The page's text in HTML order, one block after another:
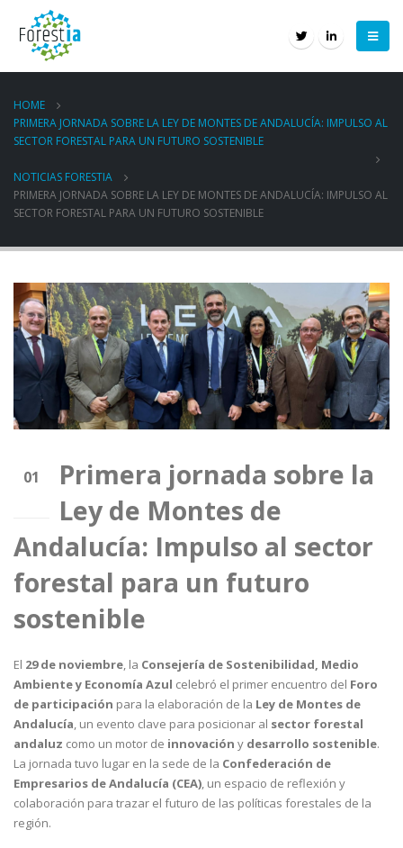
HOME
PRIMERA JORNADA SOBRE LA LEY DE MONTES DE ANDALUCÍA: IMPULSO AL
SECTOR FORESTAL PARA UN FUTURO SOSTENIBLE
NOTICIAS FORESTIA
PRIMERA JORNADA SOBRE LA LEY DE MONTES DE ANDALUCÍA: IMPULSO AL
SECTOR FORESTAL PARA UN FUTURO SOSTENIBLE
01
Primera jornada sobre la
Ley de Montes de
Andalucía: Impulso al sector
forestal para un futuro
sostenible
El 29 de noviembre, la Consejería de Sostenibilidad, Medio
Ambiente y Economía Azul celebró el primer encuentro del Foro
de participación para la elaboración de la Ley de Montes de
Andalucía, un evento clave para posicionar al sector forestal
andaluz como un motor de innovación y desarrollo sostenible.
La jornada tuvo lugar en la sede de la Confederación de
Empresarios de Andalucía (CEA), un espacio de reflexión y
colaboración para trazar el futuro de las políticas forestales de la
región.